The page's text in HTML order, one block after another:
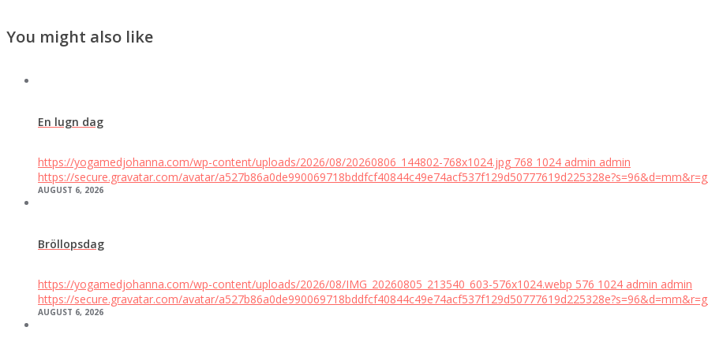
You might also like
En lugn dag
https://yogamedjohanna.com/wp-content/uploads/2026/08/20260806_144802-768x1024.jpg 768 1024 admin admin
https://secure.gravatar.com/avatar/a527b86a0de990069718bddfcf40844c49e74acf537f129d50777619d225328e?s=96&d=mm&r=g
AUGUST 6, 2026
Bröllopsdag
https://yogamedjohanna.com/wp-content/uploads/2026/08/IMG_20260805_213540_603-576x1024.webp 576 1024 admin admin
https://secure.gravatar.com/avatar/a527b86a0de990069718bddfcf40844c49e74acf537f129d50777619d225328e?s=96&d=mm&r=g
AUGUST 6, 2026